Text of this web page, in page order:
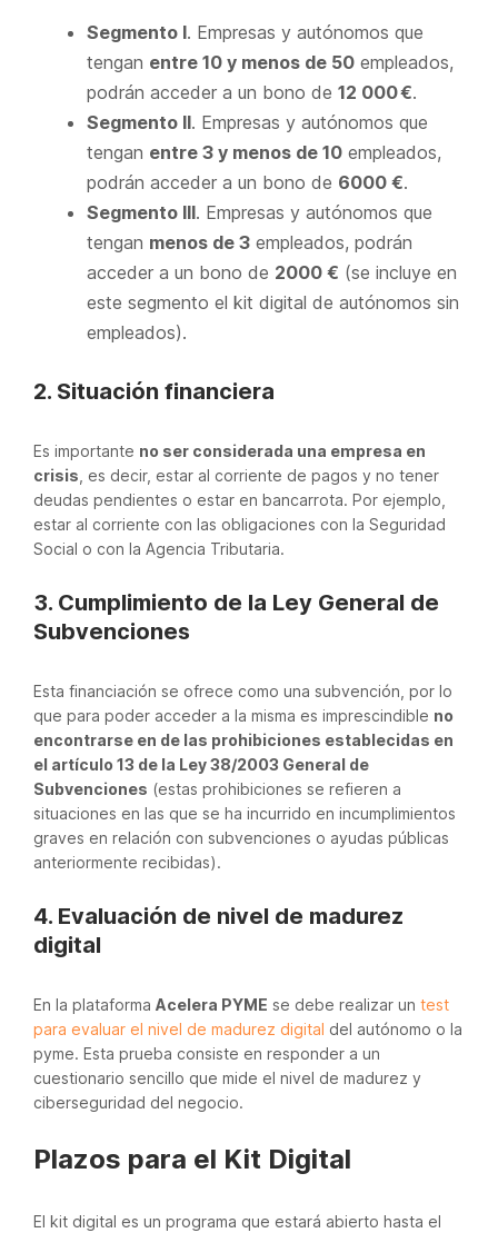
Segmento I. Empresas y autónomos que
tengan entre 10 y menos de 50 empleados,
podrán acceder a un bono de 12 000 €.
Segmento II. Empresas y autónomos que
tengan entre 3 y menos de 10 empleados,
podrán acceder a un bono de 6000 €.
Segmento III. Empresas y autónomos que
tengan menos de 3 empleados, podrán
acceder a un bono de 2000 € (se incluye en
este segmento el kit digital de autónomos sin
empleados).
2. Situación financiera
Es importante no ser considerada una empresa en
crisis , es decir, estar al corriente de pagos y no tener
deudas pendientes o estar en bancarrota. Por ejemplo,
estar al corriente con las obligaciones con la Seguridad
Social o con la Agencia Tributaria.
3. Cumplimiento de la Ley General de
Subvenciones
Esta financiación se ofrece como una subvención, por lo
que para poder acceder a la misma es imprescindible no
encontrarse en de las prohibiciones establecidas en
el artículo 13 de la Ley 38/2003 General de
Subvenciones (estas prohibiciones se refieren a
situaciones en las que se ha incurrido en incumplimientos
graves en relación con subvenciones o ayudas públicas
anteriormente recibidas).
4. Evaluación de nivel de madurez
digital
En la plataforma Acelera PYME se debe realizar un test
para evaluar el nivel de madurez digital del autónomo o la
pyme. Esta prueba consiste en responder a un
cuestionario sencillo que mide el nivel de madurez y
ciberseguridad del negocio.
Plazos para el Kit Digital
El kit digital es un programa que estará abierto hasta el